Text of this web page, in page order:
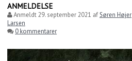
ANMELDELSE
Anmeldt 29. september 2021 afSøren Højer
Larsen
0 kommentarer